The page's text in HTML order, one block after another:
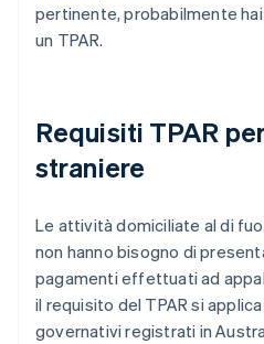
pertinente, probabilmente
un TPAR.
Requisiti TPAR
straniere
Le attività domiciliate al di
non hanno bisogno di
pagamenti effettuati ad
il requisito del TPAR si
governativi registrati in